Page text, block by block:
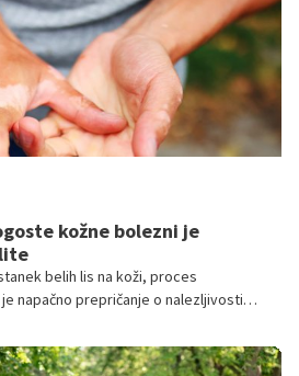
brez sistemske podpore.
kožne bolezni je
belih lis na koži, proces
napačno prepričanje o nalezljivosti